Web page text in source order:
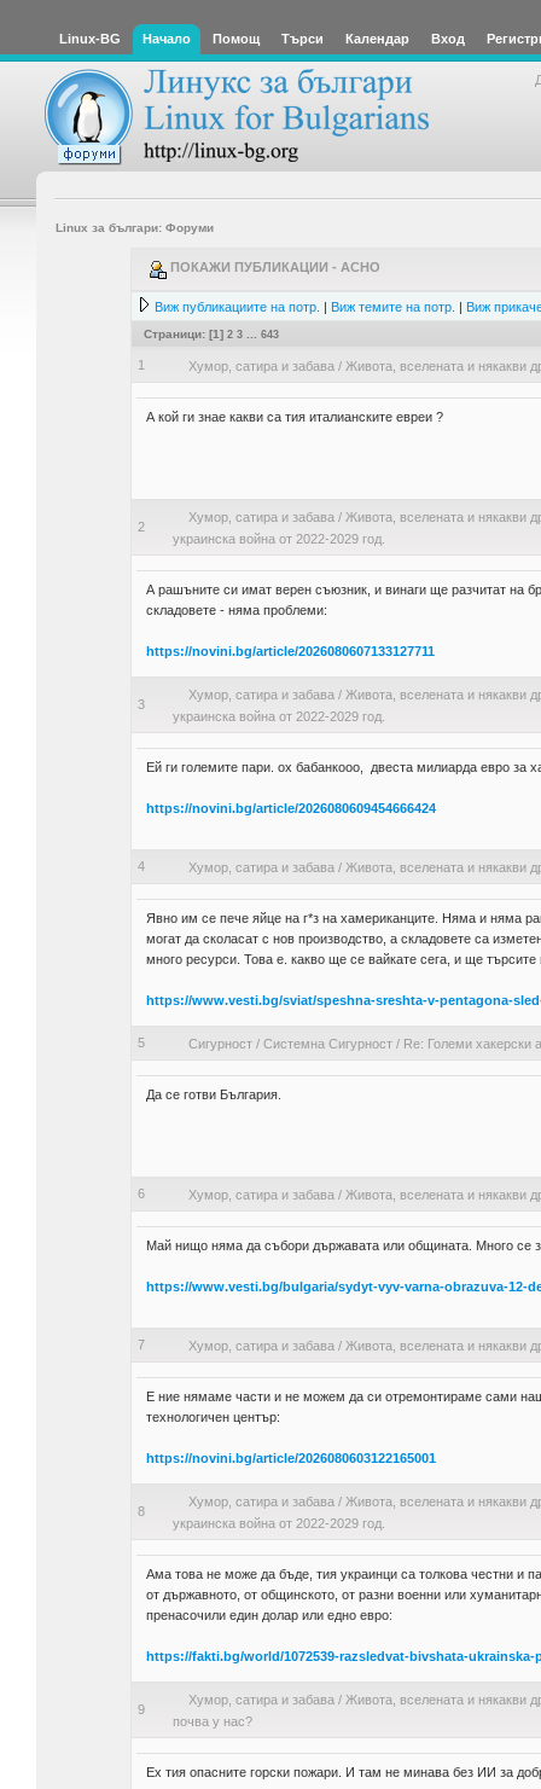
Linux-BG Начало Помощ Търси Календар Вход
Linux за българи: Форуми
ПОКАЖИ ПУБЛИКАЦИИ - ACHO
Виж публикациите на потр. | Виж темите на потр. | Виж
Страници: [1] 2 3 643
1 Хумор, сатира и забава / Живота, вселената и някакви
А кой ги знае какви са тия италианските евреи ?
2
Хумор, сатира и забава / Живота, вселената и някакви
украинска война от 2022-2029 год.
А рашъните си имат верен съюзник, и винаги ще разчитат на
складовете - няма проблеми:
https://novini.bg/article/2026080607133127711
3
Хумор, сатира и забава / Живота, вселената и някакви
украинска война от 2022-2029 год.
Ей ги големите пари. ох бабанкооо, двеста милиарда евро за
https://novini.bg/article/2026080609454666424
4 Хумор, сатира и забава / Живота, вселената и някакви
Явно им се пече яйце на г*з на хамериканците. Няма и няма
могат да сколасат с нов производство, а складовете са
много ресурси. Това е. какво ще се вайкате сега, и ще търсите
https://www.vesti.bg/sviat/speshna-sreshta-v-pentagona-
5 Сигурност/ Системна Сигурност/ Re: Големи хакерски
Да се готви България.
6 Хумор, сатира и забава / Живота, вселената и някакви
Май нищо няма да събори държавата или общината. Много се
https://www.vesti.bg/bulgaria/sydyt-vyv-varna-obrazuva-12-
7 Хумор, сатира и забава / Живота, вселената и някакви
Е ние нямаме части и не можем да си отремонтираме сами
технологичен център:
https://novini.bg/article/2026080603122165001
8
Хумор, сатира и забава / Живота, вселената и някакви
украинска война от 2022-2029 год.
Ама това не може да бъде, тия украинци са толкова честни и
от държавното, от общинското, от разни военни или
пренасочили един долар или едно евро:
https://fakti.bg/world/1072539-razsledvat-bivshata-
9
Хумор, сатира и забава / Живота, вселената и някакви
почва у нас?
Ех тия опасните горски пожари. И там не минава без ИИ за